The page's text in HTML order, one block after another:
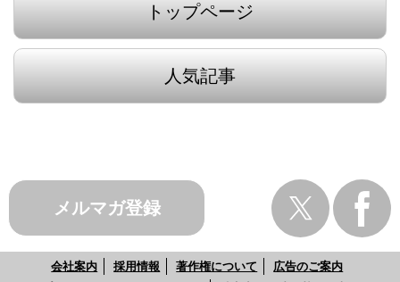
トップページ
人気記事
メルマガ登録
会社案内 採用情報 著作権について
広告のご案内